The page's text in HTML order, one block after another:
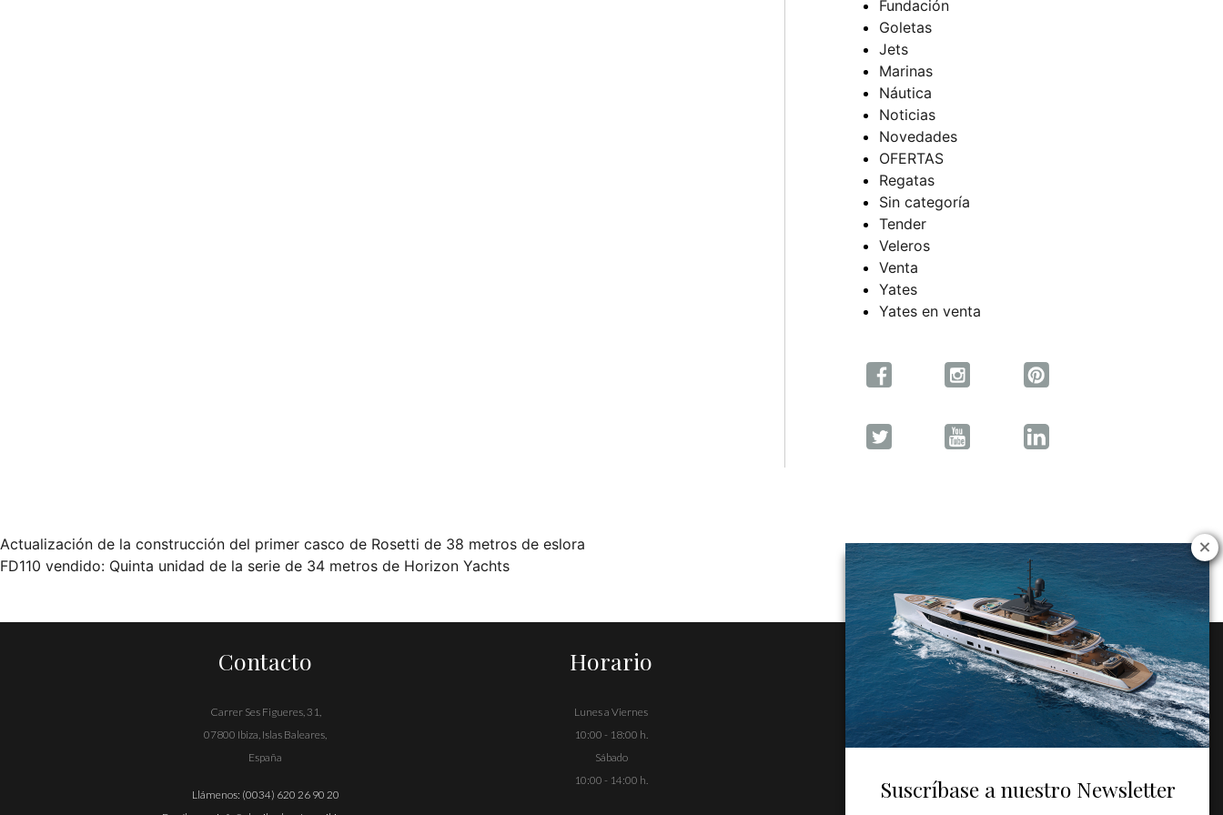
Fundación
Goletas
Jets
Marinas
Náutica
Noticias
Novedades
OFERTAS
Regatas
Sin categoría
Tender
Veleros
Venta
Yates
Yates en venta
Navegación
de
Actualización de la construcción del primer casco de Rosetti de 38 metros de eslora
FD110 vendido: Quinta unidad de la serie de 34 metros de Horizon Yachts
Contacto
Carrer Ses Figueres, 31,
07800 Ibiza, Islas Baleares,
España
Llámenos: (0034) 620 26 90 20
Horario
Lunes a Viernes
10:00 - 18:00 h.
Sábado
10:00 - 14:00 h.
Suscríbase a nuestro Newsletter